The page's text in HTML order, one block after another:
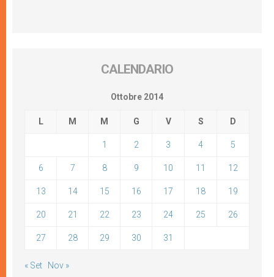
CALENDARIO
Ottobre 2014
L M M G V S D
1 2 3 4 5
6 7 8 9 10 11 12
13 14 15 16 17 18 19
20 21 22 23 24 25 26
27 28 29 30 31
« Set Nov »